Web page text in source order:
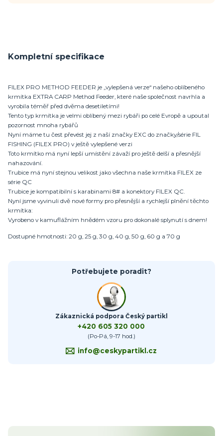
Kompletní specifikace
FILEX PRO METHOD FEEDER je „vylepšená verze“ našeho oblíbeného
krmítka EXTRA CARP Method Feeder, které naše společnost navrhla a
vyrobila téměř před dvěma desetiletími!
Tento typ krmítka je velmi oblíbený mezi rybáři po celé Evropě a upoutal
pozornost mnoha rybářů
Nyní máme tu čest převést jej z naší značky EXC do značky/série FIL
FISHING (FILEX PRO) v ještě vylepšené verzi
Toto krmítko má nyní lepší umístění závaží pro ještě delší a přesnější
nahazování.
Trubice má nyní stejnou velikost jako všechna naše krmítka FILEX ze
série QC
Trubice je kompatibilní s karabinami 8# a konektory FILEX QC.
Nyní jsme vyvinuli dvě nové formy pro přesnější a rychlejší plnění těchto
krmítka:
Vyrobeno v kamuflážním hnědém vzoru pro dokonalé splynutí s dnem!
Dostupné hmotnosti: 20 g, 25 g, 30 g, 40 g, 50 g, 60 g a 70 g
Potřebujete poradit?
Zákaznická podpora Český partikl
+420 605 320 000
(Po-Pá, 9-17 hod.)
info@ceskypartikl.cz